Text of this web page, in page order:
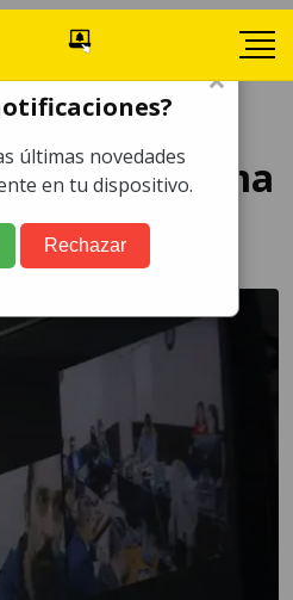
de Floridalma
×
últimas novedades
en tu dispositivo.
Rechazar